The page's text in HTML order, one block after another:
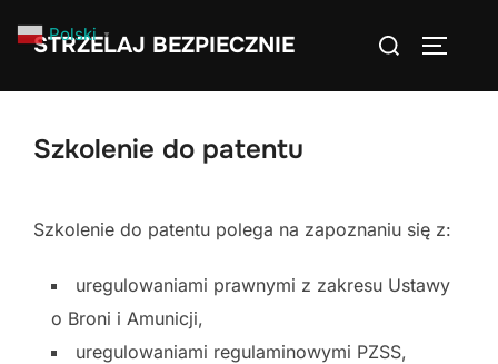
STRZELAJ BEZPIECZNIE
Search
Szkolenie do patentu
Szkolenie do patentu polega na zapoznaniu się z:
uregulowaniami prawnymi z zakresu Ustawy
o Broni i Amunicji,
uregulowaniami regulaminowymi PZSS,
Polski ▼